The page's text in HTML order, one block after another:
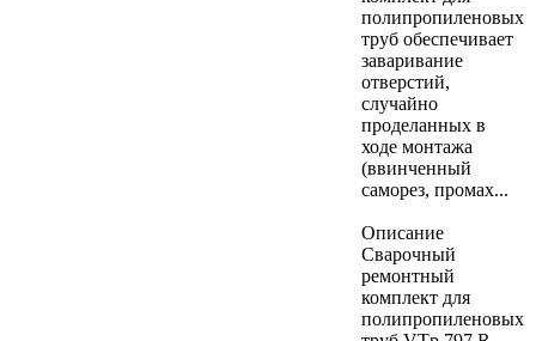
полипропиленовых
труб обеспечивает
заваривание
отверстий,
случайно
проделанных в
ходе монтажа
(ввинченный
саморез, промах...
Описание
Сварочный
ремонтный
комплект для
полипропиленовых